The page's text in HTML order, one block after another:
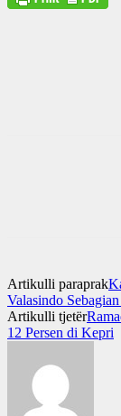
Artikulli paraprak
Valasindo
Artikulli tjetër
12 Persen di Kepri